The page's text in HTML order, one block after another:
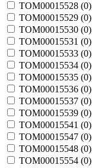
TOM00015528 (0)
TOM00015529 (0)
TOM00015530 (0)
TOM00015531 (0)
TOM00015533 (0)
TOM00015534 (0)
TOM00015535 (0)
TOM00015536 (0)
TOM00015537 (0)
TOM00015539 (0)
TOM00015541 (0)
TOM00015547 (0)
TOM00015548 (0)
TOM00015554 (0)